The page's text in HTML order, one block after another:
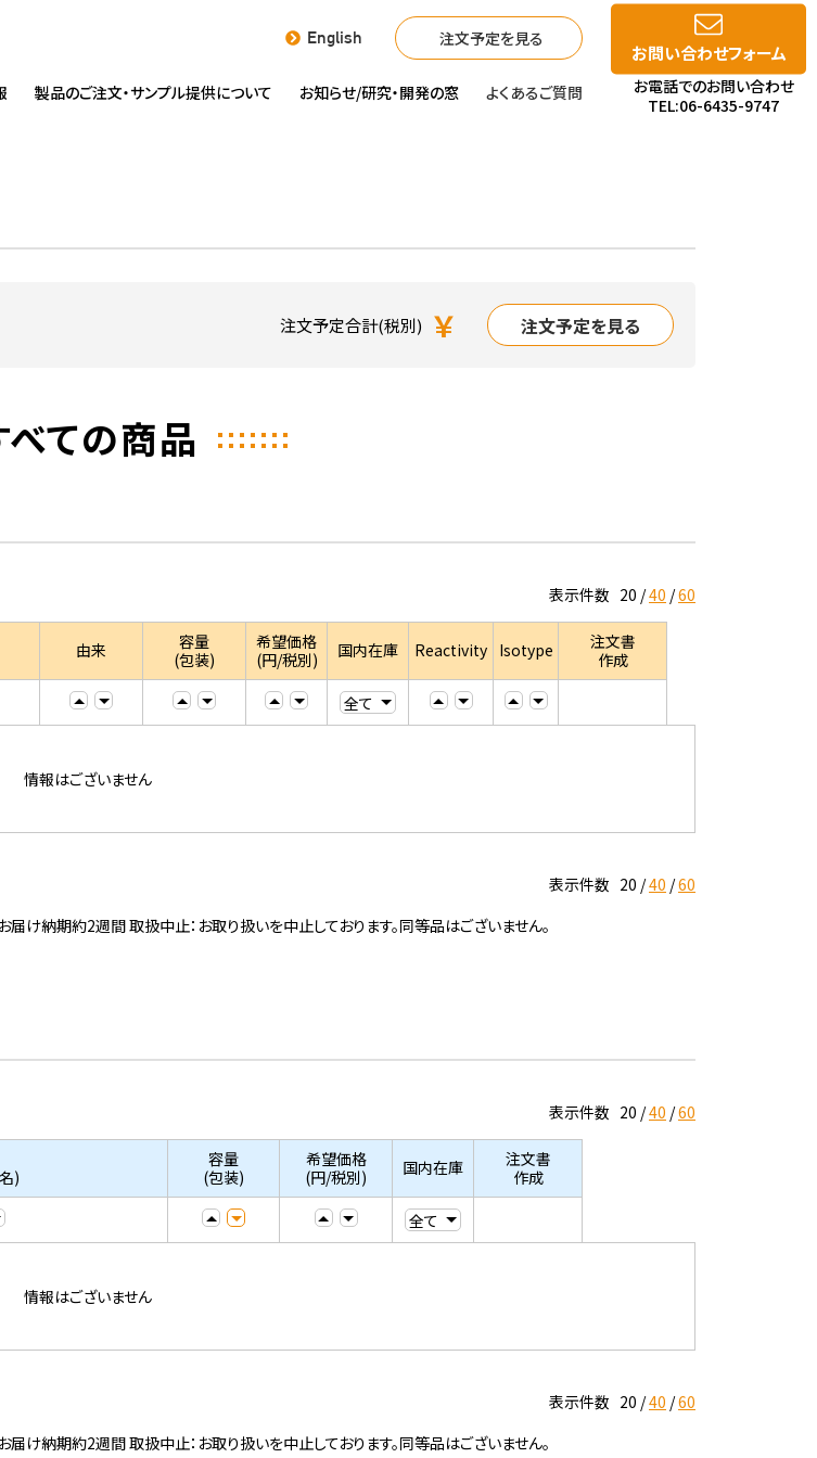
English 注文予定を見る
製品のご注文・サンプル提供について お知らせ/研究・開発の窓 よくあるご質問
お問い合わせフォーム
お電話でのお問い合わせ
TEL:06-6435-9747
注文予定合計(税別) ￥ 注文予定を見る
べての商品
表示件数 20 40 60
由来
容量
(包装)
希望価格
(円/税別)
国内在庫 Reactivity Isotype
注文書
作成
情報はございません
表示件数 20 40 60
納期約2週間 取扱中止：お取り扱いを中止しております。同等品はございません。
表示件数 20 40 60
)
容量
(包装)
希望価格
(円/税別)
国内在庫
注文書
作成
情報はございません
表示件数 20 40 60
納期約2週間 取扱中止：お取り扱いを中止しております。同等品はございません。